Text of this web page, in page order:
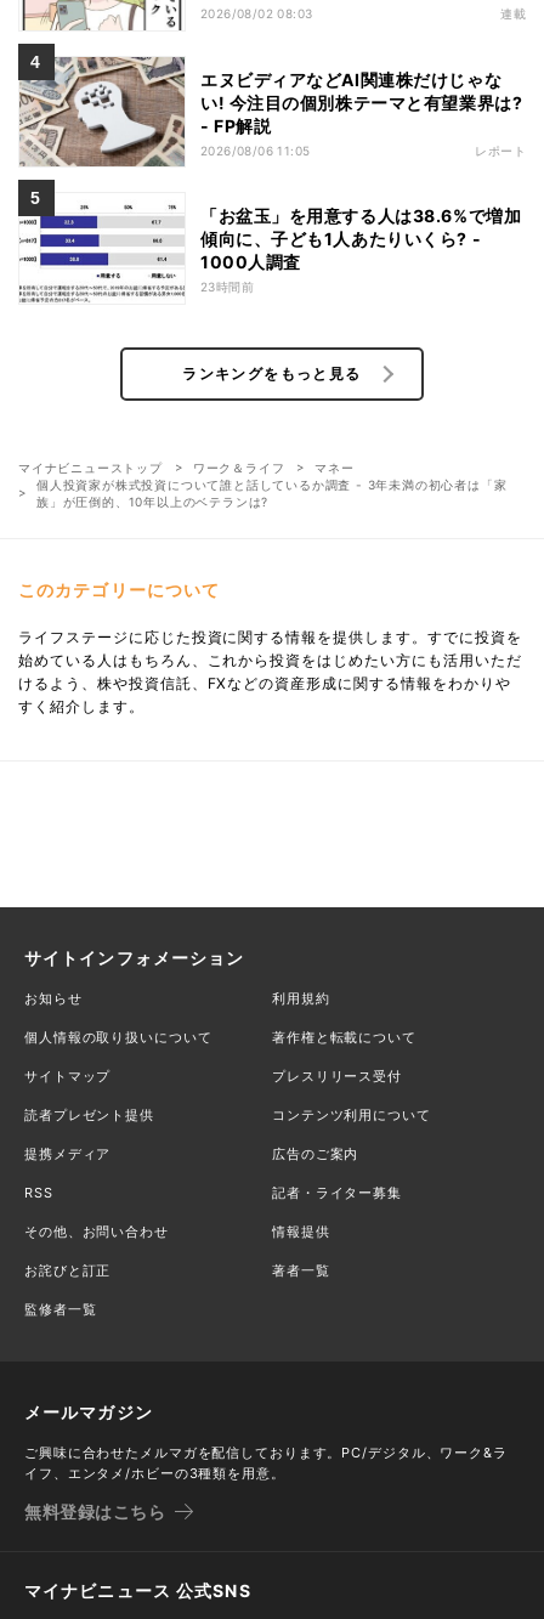
2026/08/02 08:03 連載
エヌビディアなどAI関連株だけじゃな
い! 今注目の個別株テーマと有望業界は?
- FP解説
2026/08/06 11:05 レポート
「お盆玉」を用意する人は38.6%で増加
傾向に、子ども1人あたりいくら? -
1000人調査
23時間前
ランキングをもっと見る
マイナビニューストップ ワーク＆ライフ
マネー
個人投資家が株式投資について誰と話しているか調査 - 3年未満の初心者は「家
族」が圧倒的、10年以上のベテランは?
このカテゴリーについて
ライフステージに応じた投資に関する情報を提供します。すでに投資を
始めている人はもちろん、これから投資をはじめたい方にも活用いただ
けるよう、株や投資信託、FXなどの資産形成に関する情報をわかりや
すく紹介します。
サイトインフォメーション
お知らせ 利用規約
個人情報の取り扱いについて 著作権と転載について
サイトマップ プレスリリース受付
読者プレゼント提供 コンテンツ利用について
提携メディア 広告のご案内
RSS 記者・ライター募集
その他、お問い合わせ 情報提供
お詫びと訂正 著者一覧
監修者一覧
メールマガジン
ご興味に合わせたメルマガを配信しております。PC/デジタル、ワーク&ラ
イフ、エンタメ/ホビーの3種類を用意。
無料登録はこちら
マイナビニュース 公式SNS